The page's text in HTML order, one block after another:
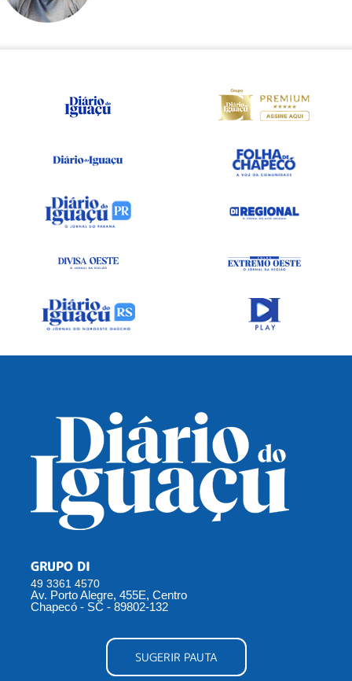
GRUPO DI
49 3361 4570
Av. Porto Alegre, 455E, Centro
Chapecó - SC - 89802-132
SUGERIR PAUTA